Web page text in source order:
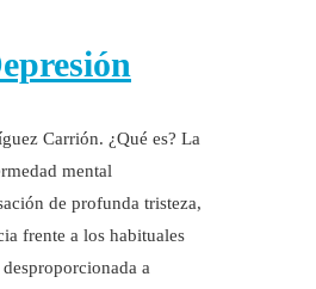
Carrión. ¿Qué es? La
mental
de profunda tristeza,
frente a los habituales
a